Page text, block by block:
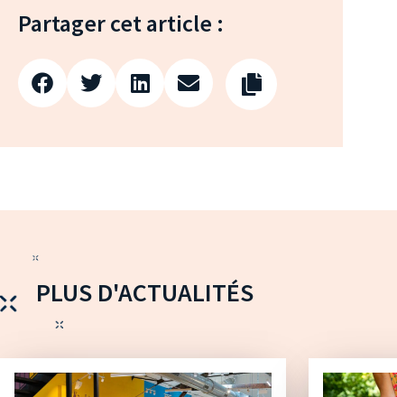
Partager cet article :
PLUS D'ACTUALITÉS